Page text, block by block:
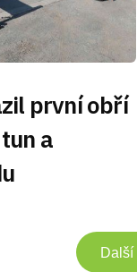
první obří
a
Další